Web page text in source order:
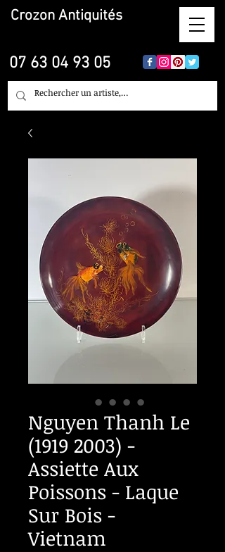
Crozon Antiquités
07 63 04 93 05
Nguyen Thanh Le
(1919 2003) -
Assiette Aux
Poissons - Laque
Sur Bois -
Vietnam